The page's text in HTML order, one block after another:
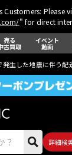
Customers: Please
" for direct
売る
古買取
イベント
動画
発生した地震に伴う
詳細検